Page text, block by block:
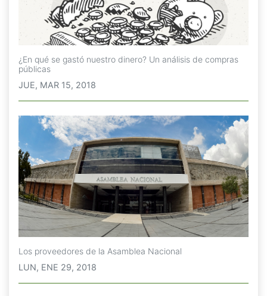
¿En qué se gastó nuestro dinero? Un análisis de compras
públicas
JUE, MAR 15, 2018
Los proveedores de la Asamblea Nacional
LUN, ENE 29, 2018